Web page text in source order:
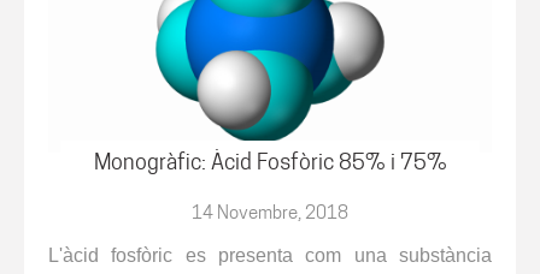
Monogràfic: Àcid Fosfòric 85% i 75%
14 Novembre, 2018
L'àcid fosfòric es presenta com una substància